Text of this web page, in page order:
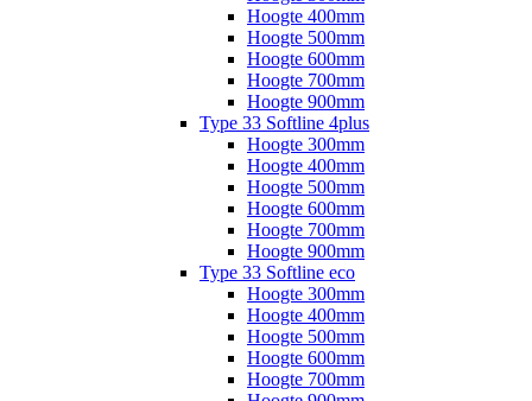
Hoogte 400mm
Hoogte 500mm
Hoogte 600mm
Hoogte 700mm
Hoogte 900mm
Type 33 Softline 4plus
Hoogte 300mm
Hoogte 400mm
Hoogte 500mm
Hoogte 600mm
Hoogte 700mm
Hoogte 900mm
Type 33 Softline eco
Hoogte 300mm
Hoogte 400mm
Hoogte 500mm
Hoogte 600mm
Hoogte 700mm